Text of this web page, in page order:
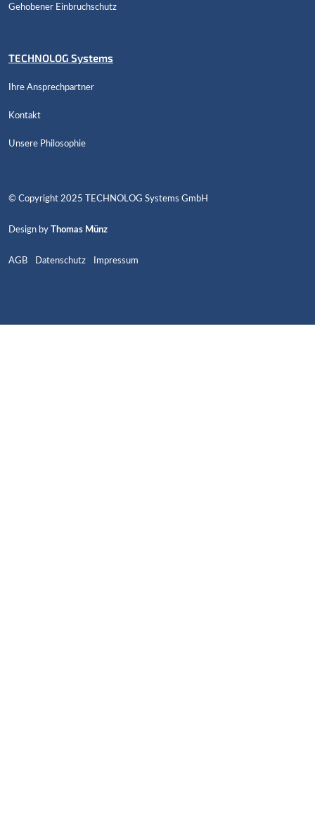
Gehobener Einbruchschutz
TECHNOLOG Systems
Ihre Ansprechpartner
Kontakt
Unsere Philosophie
© Copyright 2025 TECHNOLOG Systems GmbH
Design by Thomas Münz
AGB Datenschutz Impressum